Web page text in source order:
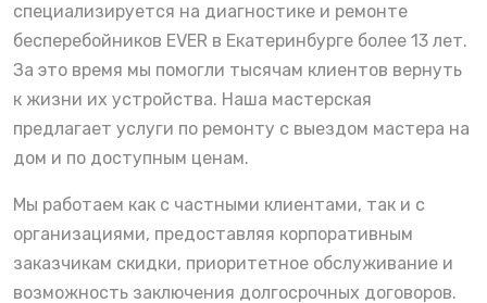
специализируется на диагностике и ремонте
бесперебойников EVER в Екатеринбурге более 13 лет.
За это время мы помогли тысячам клиентов вернуть
к жизни их устройства. Наша мастерская
предлагает услуги по ремонту с выездом мастера на
дом и по доступным ценам.
Мы работаем как с частными клиентами, так и с
организациями, предоставляя корпоративным
заказчикам скидки, приоритетное обслуживание и
возможность заключения долгосрочных договоров.